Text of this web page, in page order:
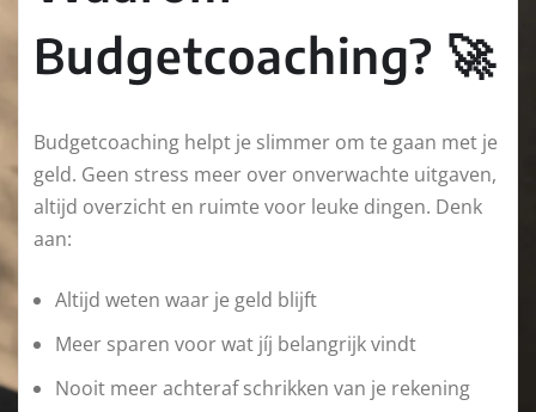
Budgetcoaching? 🚀
Budgetcoaching helpt je slimmer om te gaan met je
geld. Geen stress meer over onverwachte uitgaven,
altijd overzicht en ruimte voor leuke dingen. Denk
aan:
Altijd weten waar je geld blijft
Meer sparen voor wat jíj belangrijk vindt
Nooit meer achteraf schrikken van je rekening